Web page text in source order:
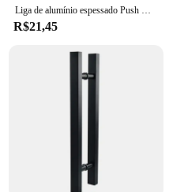
Liga de alumínio espessado Push Window Handle, Flat Open Door Knob, 7 Type Handle, Casa e Hotel Hardware Substituição, 50
R$21,45